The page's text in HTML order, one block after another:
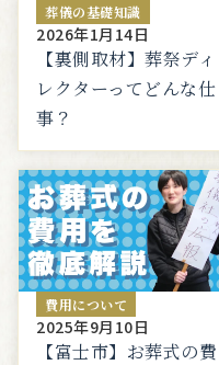
葬儀の基礎知識
2026年1月14日
【裏側取材】葬祭ディ
レクターってどんな仕
事？
費用について
2025年9月10日
【富士市】お葬式の費